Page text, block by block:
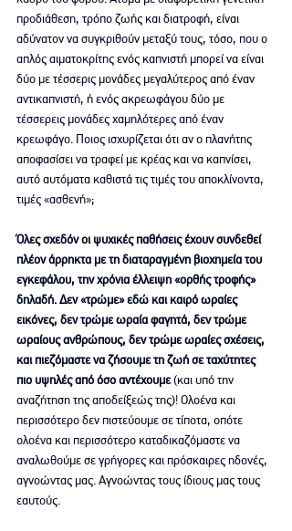
προδιάθεση, τρόπο ζωής και διατροφή, είναι
αδύνατον να συγκριθούν μεταξύ τους, τόσο, που ο
απλός αιματοκρίτης ενός καπνιστή μπορεί να είναι
δύο με τέσσερις μονάδες μεγαλύτερος από έναν
αντικαπνιστή, ή ενός ακρεωφάγου δύο με
τέσσερεις μονάδες χαμηλότερες από έναν
κρεωφάγο. Ποιος ισχυρίζεται ότι αν ο πλανήτης
αποφασίσει να τραφεί με κρέας και να καπνίσει,
αυτό αυτόματα καθιστά τις τιμές του αποκλίνοντα,
τιμές «ασθενή»;
Όλες σχεδόν οι ψυχικές παθήσεις έχουν συνδεθεί
πλέον άρρηκτα με τη διαταραγμένη βιοχημεία του
εγκεφάλου, την χρόνια έλλειψη «ορθής τροφής»
δηλαδή. Δεν «τρώμε» εδώ και καιρό ωραίες
εικόνες, δεν τρώμε ωραία φαγητά, δεν τρώμε
ωραίους ανθρώπους, δεν τρώμε ωραίες σχέσεις,
και πιεζόμαστε να ζήσουμε τη ζωή σε ταχύτητες
πιο υψηλές από όσο αντέχουμε (και υπό την
αναζήτηση της αποδείξεώς της)! Ολοένα και
περισσότερο δεν πιστεύουμε σε τίποτα, οπότε
ολοένα και περισσότερο καταδικαζόμαστε να
αναλωθούμε σε γρήγορες και πρόσκαιρες ηδονές,
αγνοώντας μας. Αγνοώντας τους ίδιους μας τους
εαυτούς.